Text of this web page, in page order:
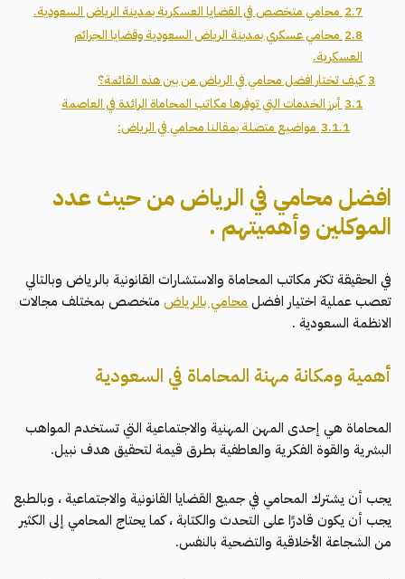
2.7 محامي متخصص في القضايا العسكرية بمدينة الرياض السعودية.
2.8 محامي عسكري بمدينة الرياض السعودية وقضايا الجرائم
العسكرية.
3 كيف تختار افضل محامي في الرياض من بين هذه القائمة؟
3.1 أبرز الخدمات التي توفرها مكاتب المحاماة الرائدة في العاصمة
3.1.1 مواضيع متصلة بمقالنا محامي في الرياض:
افضل محامي في الرياض من حيث عدد
الموكلين وأهميتهم .
في الحقيقة تكثر مكاتب المحاماة والاستشارات القانونية بالرياض وبالتالي
تعصب عملية اختيار افضل محامي بالرياض متخصص بمختلف مجالات
الانظمة السعودية .
أهمية ومكانة مهنة المحاماة في السعودية
المحاماة هي إحدى المهن المهنية والاجتماعية التي تستخدم المواهب
البشرية والقوة الفكرية والعاطفية بطرق قيمة لتحقيق هدف نبيل.
يجب أن يشترك المحامي في جميع القضايا القانونية والاجتماعية ، وبالطبع
يجب أن يكون قادرًا على التحدث والكتابة ، كما يحتاج المحامي إلى الكثير
من الشجاعة الأخلاقية والتضحية بالنفس.